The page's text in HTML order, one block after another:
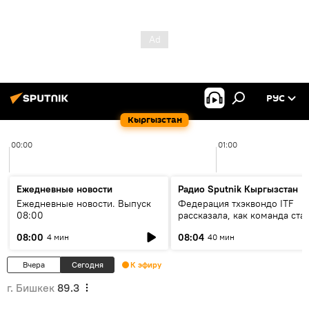
Кыргызстан
РУС
00:00 01:00
Ежедневные новости
Ежедневные новости. Выпуск
08:00
08:00 4 мин
Радио Sputnik Кыргызстан
Федерация тхэквондо ITF
рассказала, как команда
08:04 40 мин
Вчера Сегодня К эфиру
г. Бишкек 89.3